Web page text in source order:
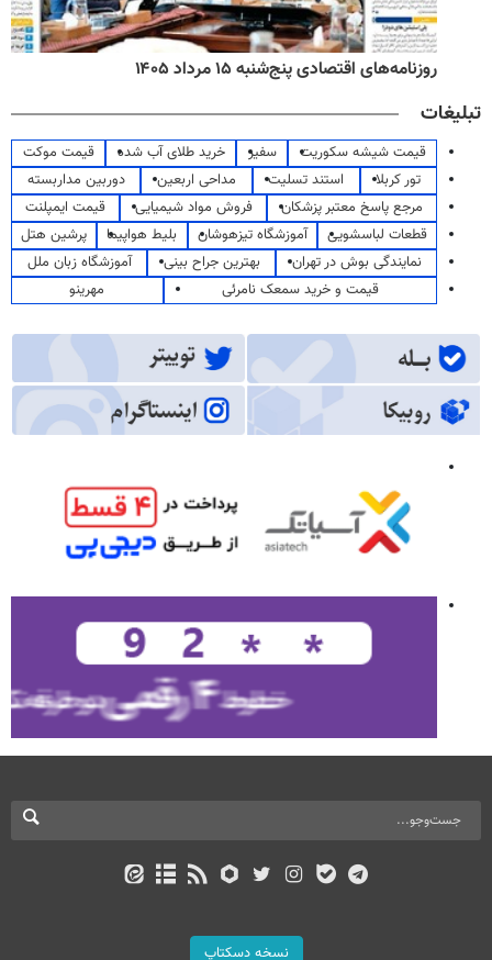
روزنامه‌های اقتصادی پنج‌شنبه ۱۵ مرداد ۱۴۰۵
تبلیغات
قیمت شیشه سکوریت سفیر خرید طلای آب شده
قیمت موکت
تور کربلا
استند تسلیت مداحی اربعین
دوربین مداربسته
مرجع پاسخ معتبر پزشکان
فروش مواد شیمیایی
قیمت ایمپلنت
قطعات لباسشویی
آموزشگاه تیزهوشان بلیط هواپیما
پرشین هتل
نمایندگی بوش در تهران
بهترین جراح بینی
آموزشگاه زبان ملل
قیمت و خرید سمعک نامرئی
مهرینو
نسخه دسکتاپ